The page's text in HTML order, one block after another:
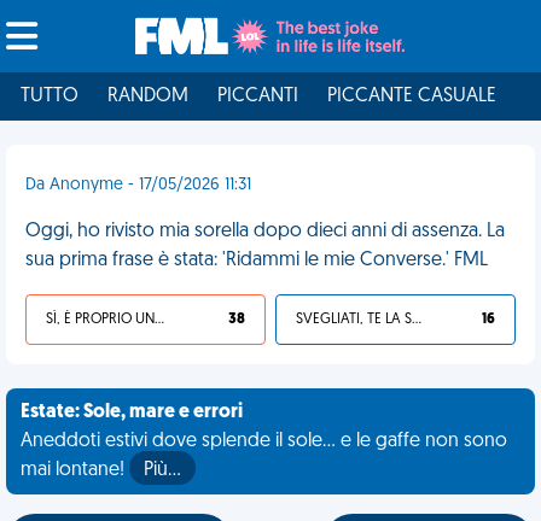
TUTTO RANDOM PICCANTI PICCANTE CASUALE
Da Anonyme - 17/05/2026 11:31
Oggi, ho rivisto mia sorella dopo dieci anni di assenza. La
sua prima frase è stata: 'Ridammi le mie Converse.' FML
SÌ, È PROPRIO UNA VDM! 38 SVEGLIATI, TE LA SEI CERCATA! 16
Estate: Sole, mare e errori
Aneddoti estivi dove splende il sole... e le gaffe non sono
mai lontane!
Più…